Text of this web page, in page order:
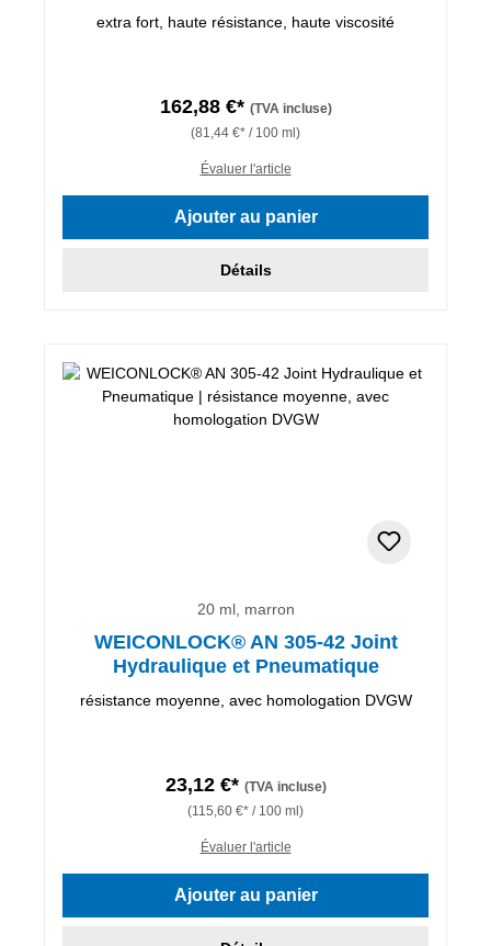
extra fort, haute résistance, haute viscosité
162,88 €* (TVA incluse)
(81,44 €* / 100 ml)
Évaluer l'article
Ajouter au panier
Détails
20 ml, marron
WEICONLOCK® AN 305-42 Joint
Hydraulique et Pneumatique
résistance moyenne, avec homologation DVGW
23,12 €* (TVA incluse)
(115,60 €* / 100 ml)
Évaluer l'article
Ajouter au panier